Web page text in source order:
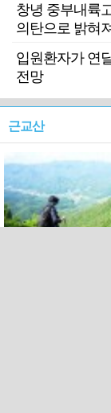
창녕 중부내륙
의탄으로 밝혀져
입원환자가 연
전망
근교산